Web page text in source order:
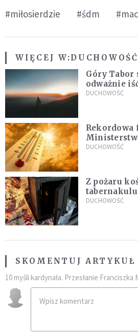
#miłosierdzie #śdm
WIĘCEJ W:DUCHOWOŚĆ
Góry Tabor
odważnie
DUCHOWOŚĆ
Rekordowa
po
DUCHOWOŚĆ
Z pożaru
"zapach
DUCHOWOŚĆ
SKOMENTUJ ARTYKUŁ
10 myśli kardynała. Przesłanie Franciszka